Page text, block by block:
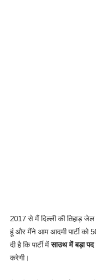
2017 से मैं दिल्ली की तिहाड़
हूं और मैंने आम आदमी पार्टी को
दी है कि पार्टी मेंसाउथ में बड़ा पद
करेगी।